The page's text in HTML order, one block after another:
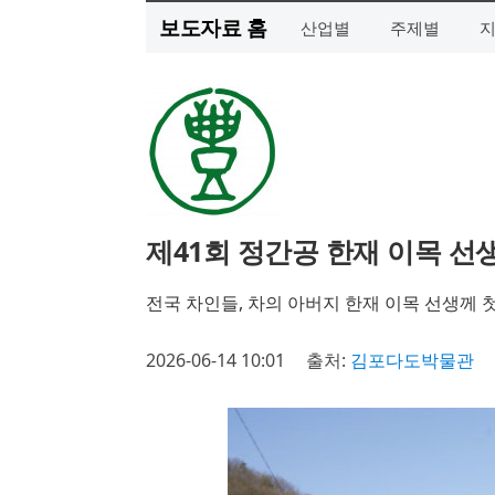
보도자료 홈 산업별 주제별
제41회 정간공 한재 이목 선
전국 차인들, 차의 아버지 한재 이목 선생께
2026-06-14 10:01 출처: 김포다도박물관